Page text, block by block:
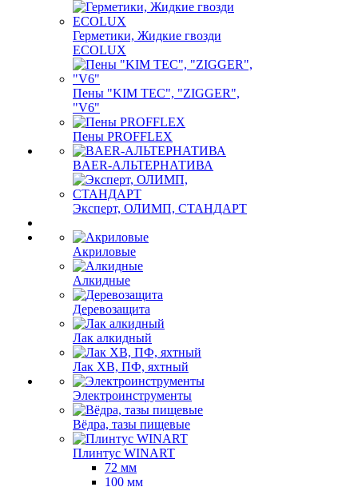
Герметики, Жидкие гвозди
ECOLUX
Пены "KIM TEС", "ZIGGER",
"V6"
Пены PROFFLEX
BAER-АЛЬТЕРНАТИВА
Эксперт, ОЛИМП, СТАНДАРТ
Акриловые
Алкидные
Деревозащита
Лак алкидный
Лак ХВ, ПФ, яхтный
Электроинструменты
Вёдра, тазы пищевые
Плинтус WINART
72 мм
100 мм